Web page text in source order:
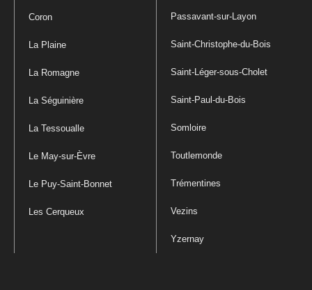
Coron
La Plaine
La Romagne
La Séguinière
La Tessoualle
Le May-sur-Èvre
Le Puy-Saint-Bonnet
Les Cerqueux
Passavant-sur-Layon
Saint-Christophe-du-Bois
Saint-Léger-sous-Cholet
Saint-Paul-du-Bois
Somloire
Toutlemonde
Trémentines
Vezins
Yzernay